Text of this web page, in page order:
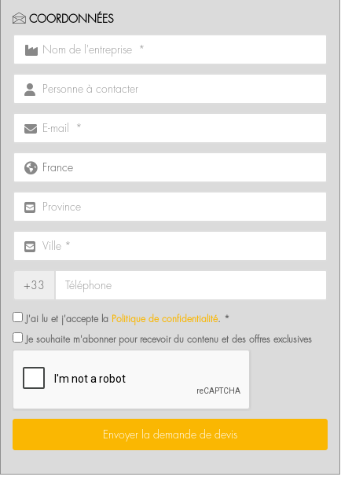
COORDONNÉES
+33
J'ai lu et j'accepte la Politique de confidentialité. *
Je souhaite m'abonner pour recevoir du contenu et des offres exclusives
Envoyer la demande de devis